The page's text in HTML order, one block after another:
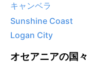
キャンベラ
Sunshine Coast
Logan City
オセアニアの国々